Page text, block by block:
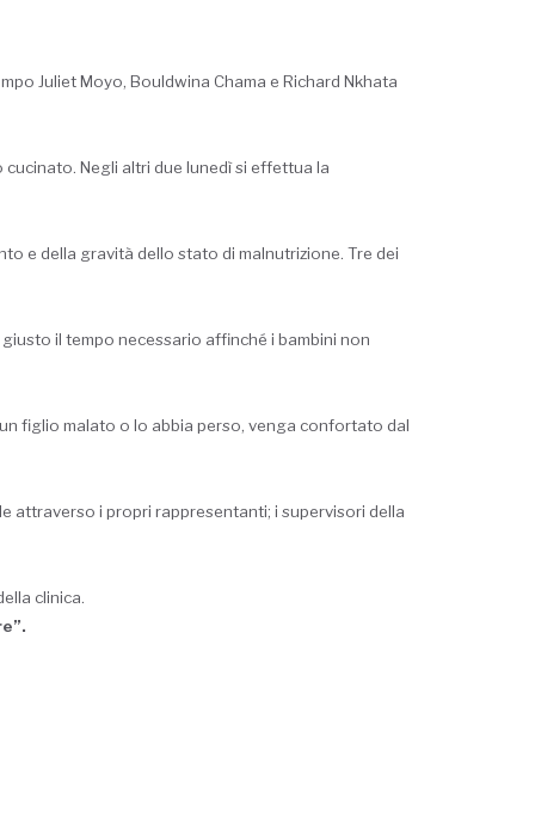
Juliet Moyo, Bouldwina Chama e Richard Nkhata
Negli altri due lunedì si effettua la
e della gravità dello stato di malnutrizione. Tre dei
il tempo necessario affinché i bambini non
figlio malato o lo abbia perso, venga confortato dal
attraverso i propri rappresentanti; i supervisori della
clinica.